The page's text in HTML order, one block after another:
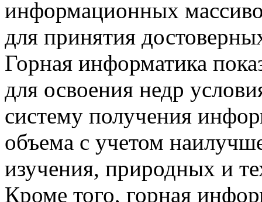
информационных
для принятия
Горная информатика
для освоения недр
систему получения
объема с учетом
изучения, природных и
Кроме того, горная